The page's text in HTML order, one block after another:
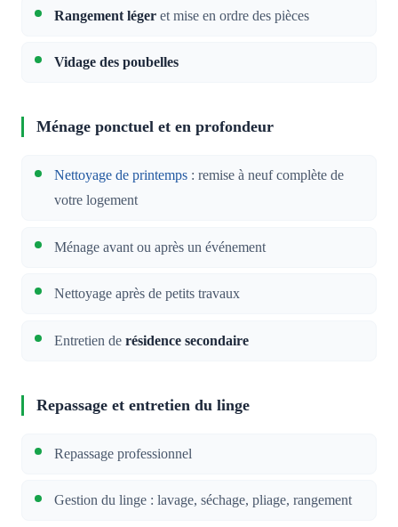
Rangement léger et mise en ordre des pièces
Vidage des poubelles
Ménage ponctuel et en profondeur
Nettoyage de printemps : remise à neuf complète de
votre logement
Ménage avant ou après un événement
Nettoyage après de petits travaux
Entretien de résidence secondaire
Repassage et entretien du linge
Repassage professionnel
Gestion du linge : lavage, séchage, pliage, rangement